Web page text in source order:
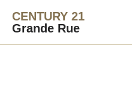
CENTURY 21
Grande Rue